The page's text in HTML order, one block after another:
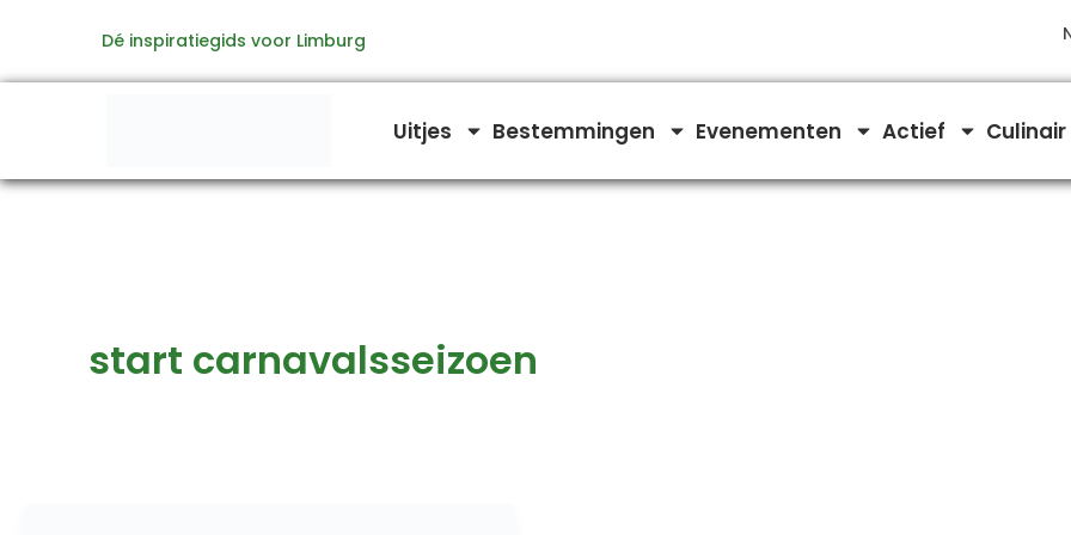
de
Dé inspiratiegids voor Limburg
Uitjes Bestemmingen Evenementen Actief Culinair
start carnavalsseizoen